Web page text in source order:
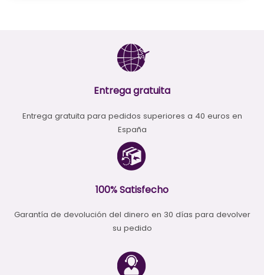
Entrega gratuita
Entrega gratuita para pedidos superiores a 40 euros en
España
100% Satisfecho
Garantía de devolución del dinero en 30 días para devolver
su pedido